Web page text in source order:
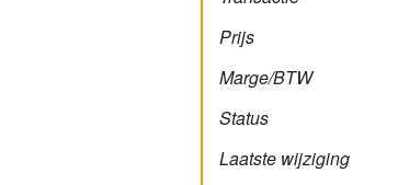
Prijs
Marge/BTW
Status
Laatste wijziging